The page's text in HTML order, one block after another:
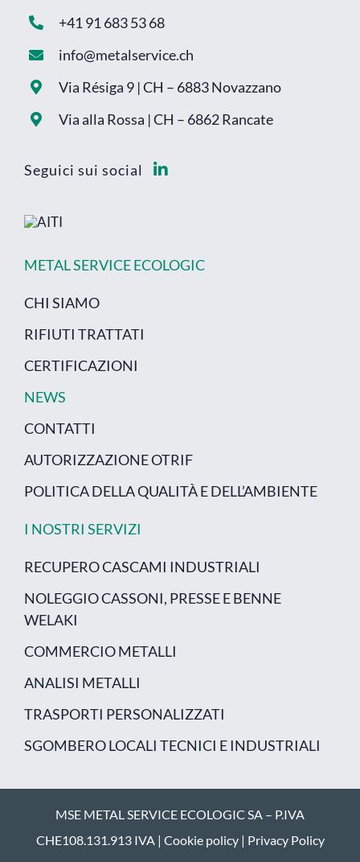
+41 91 683 53 68
info@metalservice.ch
Via Résiga 9 | CH – 6883 Novazzano
Via alla Rossa | CH – 6862 Rancate
Seguici sui social
METAL SERVICE ECOLOGIC
CHI SIAMO
RIFIUTI TRATTATI
CERTIFICAZIONI
NEWS
CONTATTI
AUTORIZZAZIONE OTRIF
POLITICA DELLA QUALITÀ E DELL’AMBIENTE
I NOSTRI SERVIZI
RECUPERO CASCAMI INDUSTRIALI
NOLEGGIO CASSONI, PRESSE E BENNE
WELAKI
COMMERCIO METALLI
ANALISI METALLI
TRASPORTI PERSONALIZZATI
SGOMBERO LOCALI TECNICI E INDUSTRIALI
MSE METAL SERVICE ECOLOGIC SA – P.IVA
CHE108.131.913 IVA | Cookie policy| Privacy Policy